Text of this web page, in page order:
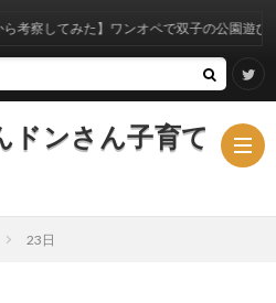
ドンさん子育て
みた】ワンオペで双子の公園遊びはいつか
23日